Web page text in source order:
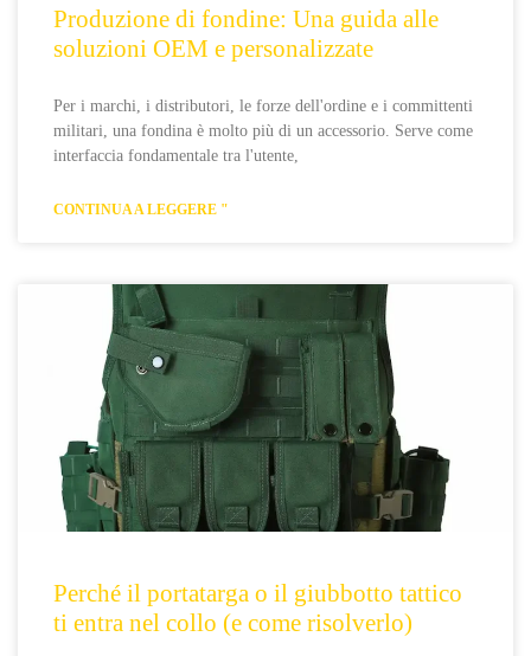
Produzione di fondine: Una guida alle
soluzioni OEM e personalizzate
Per i marchi, i distributori, le forze dell'ordine e i committenti
militari, una fondina è molto più di un accessorio. Serve come
interfaccia fondamentale tra l'utente,
CONTINUA A LEGGERE "
Perché il portatarga o il giubbotto tattico
ti entra nel collo (e come risolverlo)